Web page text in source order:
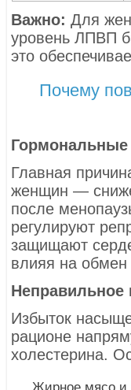
Важно: Для
уровень ЛПВП
это
Почему
Гормональные
Главная
женщин —
после
регулируют
защищают
влияя на обмен
Неправильное
Избыток
рационе
холестерина.